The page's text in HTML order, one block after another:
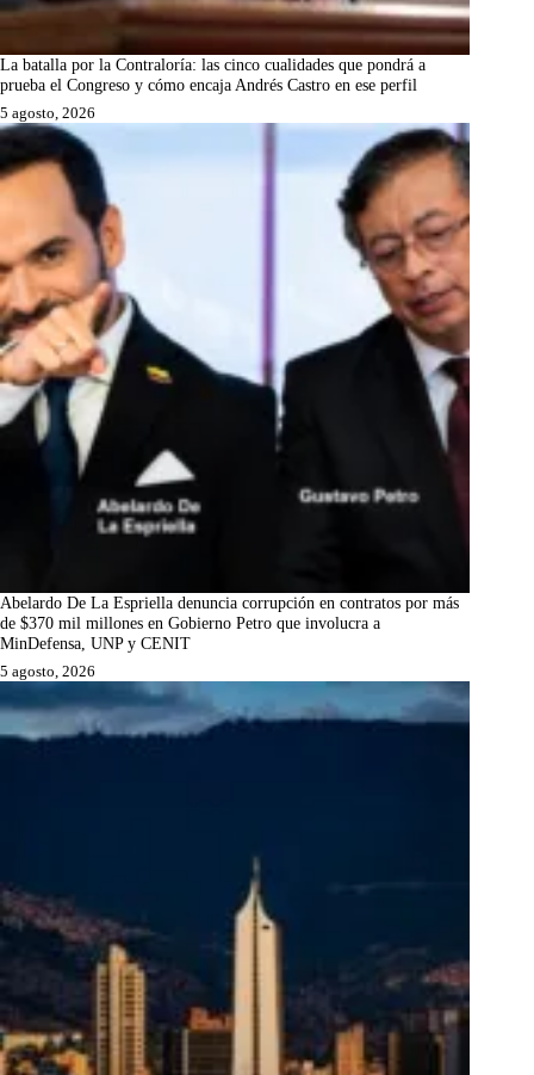
La batalla por la Contraloría: las cinco cualidades que pondrá a
prueba el Congreso y cómo encaja Andrés Castro en ese perfil
5 agosto, 2026
Abelardo De La Espriella denuncia corrupción en contratos por más
de $370 mil millones en Gobierno Petro que involucra a
MinDefensa, UNP y CENIT
5 agosto, 2026